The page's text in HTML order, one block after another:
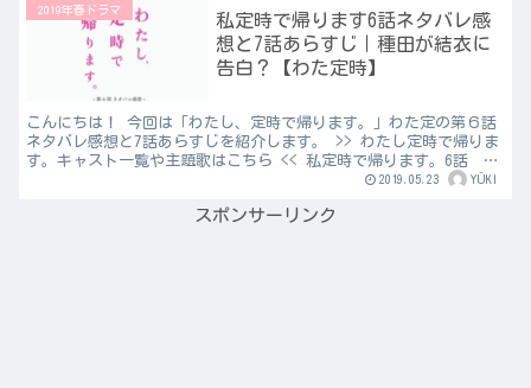
2019年春ドラマ
私定時で帰ります6話ネタバレ感
想と7話あらすじ｜種田が結衣に
告白？【わた定時】
こんにちは！ 今回は「わたし、定時で帰ります。」わた定の第６話
ネタバレ感想と7話あらすじを紹介します。 >> わたし定時で帰りま
す。キャスト一覧や主題歌はこちら << 私定時で帰ります。6話 ネ
タバレ ネットヒーローズ・制作4部での現在最大...2019.05.23 YŪKI
スポンサーリンク